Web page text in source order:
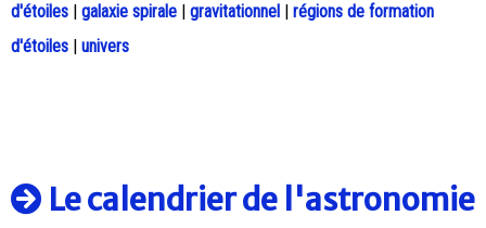
d'étoiles
galaxie spirale gravitationnel
régions de formation
d'étoiles
univers
Le calendrier de l'astronomie